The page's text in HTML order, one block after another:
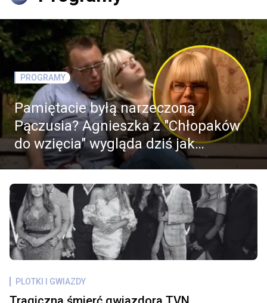
PROGRAMY
Pamiętacie byłą narzeczoną
Pączusia? Agnieszka z "Chłopaków
do wzięcia" wygląda dziś jak
modelka
PLOTKI I GWIAZDY